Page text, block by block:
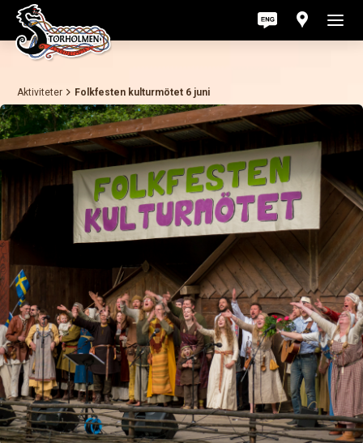
Aktiviteter Folkfesten kulturmötet 6 juni